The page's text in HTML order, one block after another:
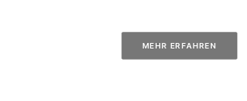
MEHR ERFAHREN